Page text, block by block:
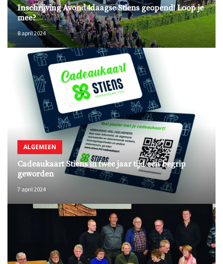
Inschrijving Avond4daagse Stiens geopend! Loop je
mee?
8 april 2024
ALGEMEEN
Cadeaukaart Stiens in twee jaar tijd een begrip
geworden
7 april 2024